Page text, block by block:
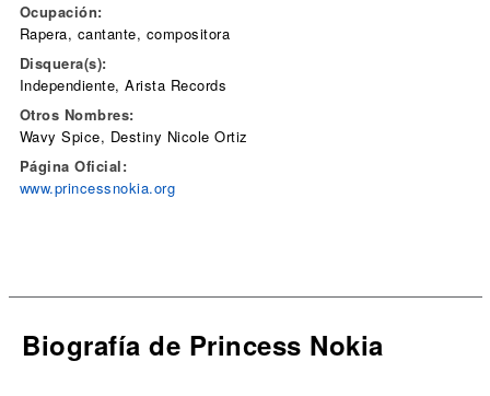
Ocupación:
Rapera, cantante, compositora
Disquera(s):
Independiente, Arista Records
Otros Nombres:
Wavy Spice, Destiny Nicole Ortiz
Página Oficial:
www.princessnokia.org
Biografía de Princess Nokia